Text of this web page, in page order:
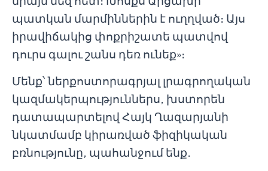
պատկան մարմիններին է ուղղված։ Այս
իրավիճակից փոքրիշատե պատվով
դուրս գալու շանս դեռ ունեք»։
Մենք՝ ներքոստորագրյալ լրագրողական
կազմակերպություններս, խստորեն
դատապարտելով Հայկ Ղազարյանի
նկատմամբ կիրառված ֆիզիկական
բռնությունը, պահանջում ենք․